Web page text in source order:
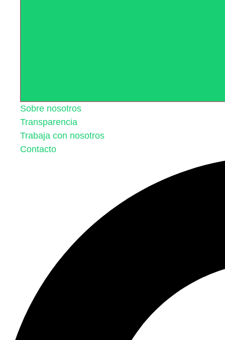
Sobre nosotros
Transparencia
Trabaja con nosotros
Contacto